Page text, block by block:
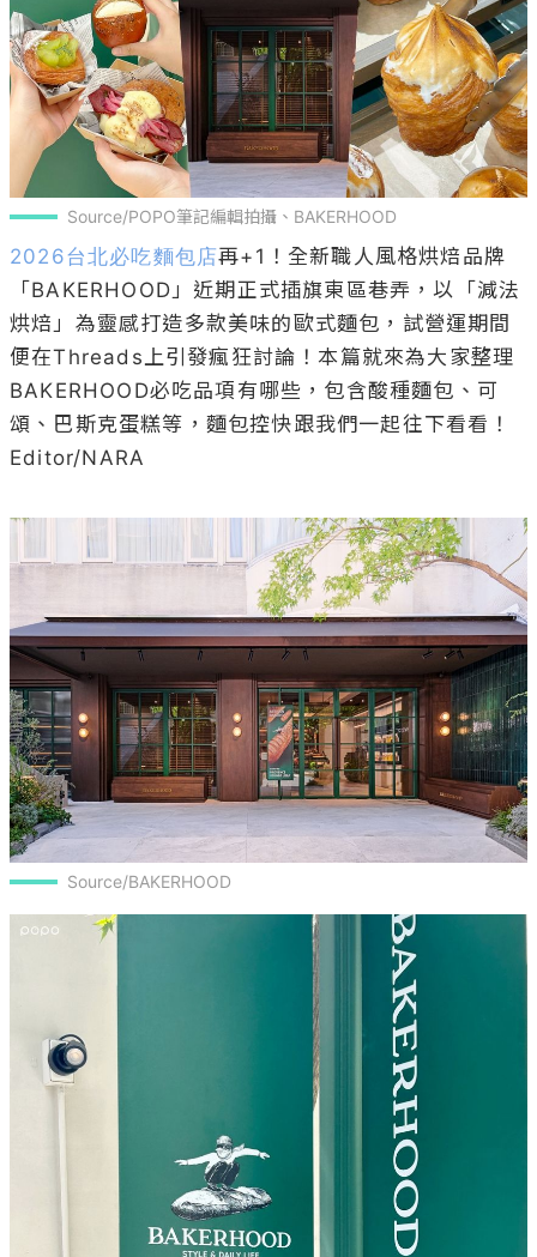
Source/POPO筆記編輯拍攝、BAKERHOOD
2026台北必吃麵包店再+1！全新職人風格烘焙品牌
「BAKERHOOD」近期正式插旗東區巷弄，以「減法
烘焙」為靈感打造多款美味的歐式麵包，試營運期間
便在Threads上引發瘋狂討論！本篇就來為大家整理
BAKERHOOD必吃品項有哪些，包含酸種麵包、可
頌、巴斯克蛋糕等，麵包控快跟我們一起往下看看！
Editor/NARA
Source/BAKERHOOD